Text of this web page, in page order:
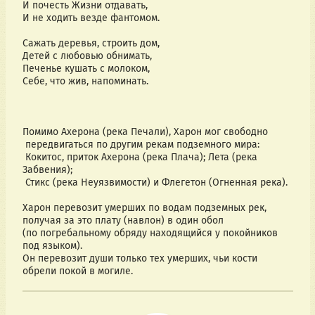
И почесть Жизни отдавать,
И не ходить везде фантомом.
Сажать деревья, строить дом,
Детей с любовью обнимать,
Печенье кушать с молоком,
Себе, что жив, напоминать.
Помимо Ахерона (река Печали), Харон мог свободно
передвигаться по другим рекам подземного мира:
Забвения);
Стикс (река Неуязвимости) и Флегетон (Огненная река).
Харон перевозит умерших по водам подземных рек,
получая за это плату (навлон) в один обол
(по погребальному обряду находящийся у покойников
под языком).
Он перевозит души только тех умерших, чьи кости
обрели покой в могиле.